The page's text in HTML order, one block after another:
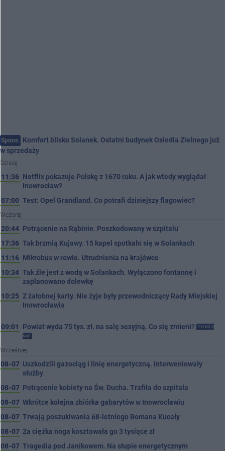
Spons. Komfort blisko Solanek. Ostatni budynek Osiedla Zielnego już
w sprzedaży
Dzisiaj
11:36 Netflix pokazuje Polskę z 1670 roku. A jak wtedy wyglądał
Inowrocław?
07:00 Test: Opel Grandland. Co potrafi dzisiejszy flagowiec?
Wczoraj
20:44 Potrącenie na Rąbinie. Poszkodowany w szpitalu
17:36 Tak brzmią Kujawy. 15 kapel spotkało się w Solankach
11:16 Mikrobus w rowie. Utrudnienia na krajówce
10:34 Tak źle jest z wodą w Solankach. Wyłączono fontannę i
zaplanowano dolewkę
10:25 Z żałobnej karty. Nie żyje były przewodniczący Rady Miejskiej
Inowrocławia
09:01 Powiat wyda 75 tys. zł. na salę sesyjną. Co się zmieni?
TYLKO U
NAS
Wcześniej
08-07 Uszkodzili gazociąg i linię energetyczną. Interweniowały
służby
08-07 Potrącenie kobiety na Św. Ducha. Trafiła do szpitala
08-07 Wkrótce kolejna zbiórka gabarytów w Inowrocławiu
08-07 Trwają poszukiwania 68-letniego Romana Kucały
08-07 Za ciężka noga kosztowała go 3 tysiące zł
08-07 Tragedia pod Janikowem. Na słupie energetycznym